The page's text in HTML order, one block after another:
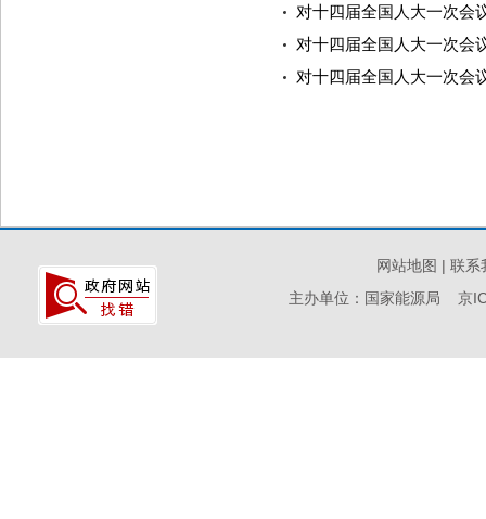
对十四届全国人大一次会
对十四届全国人大一次会
对十四届全国人大一次会